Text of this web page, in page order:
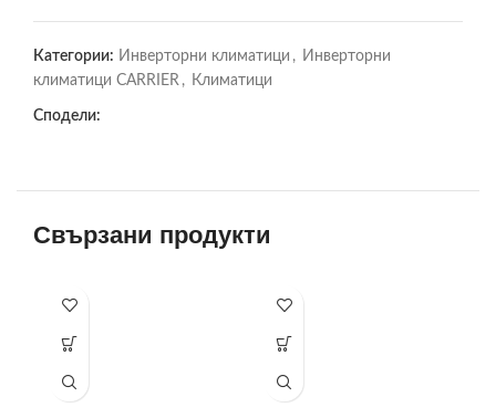
Категории: Инверторни климатици , Инверторни
климатици CARRIER , Климатици
Сподели:
Свързани продукти